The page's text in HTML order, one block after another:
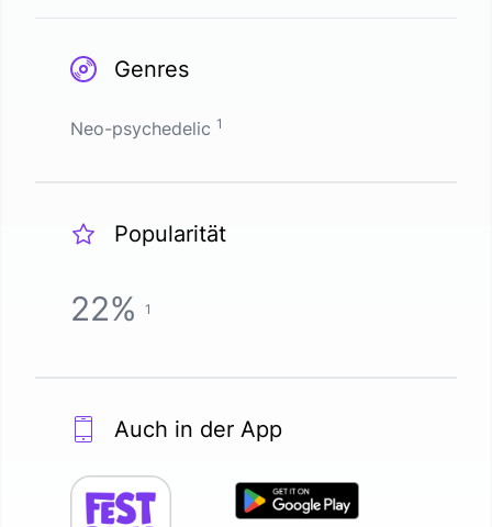
Genres
Neo-psychedelic 1
Popularität
22% 1
Auch in der App